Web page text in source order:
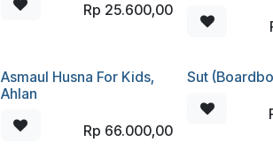
Rp 25.600,00
Asmaul Husna For Kids,
Ahlan
Rp 66.000,00
Sut